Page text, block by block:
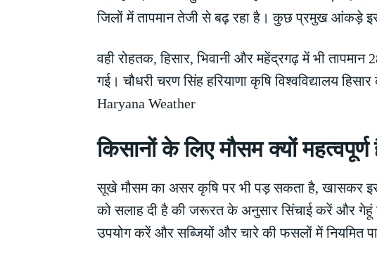
जिलों में तापमान तेजी से बढ़ रहा है। कुछ प्रमुख आंकड़े इस
वही रोहतक, हिसार, भिवानी और महेंद्रगढ़ में भी
गई। चौधरी चरण सिंह हरियाणा कृषि विश्वविद्यालय
Haryana Weather
किसानों के लिए मौसम क्यों महत्वपूर्ण
सूखे मौसम का असर कृषि पर भी पड़ सकता है, खासकर
को सलाह दी है की जरूरत के अनुसार सिंचाई करें और
उपयोग करें और सब्जियों और चारे की फसलों में नियमित